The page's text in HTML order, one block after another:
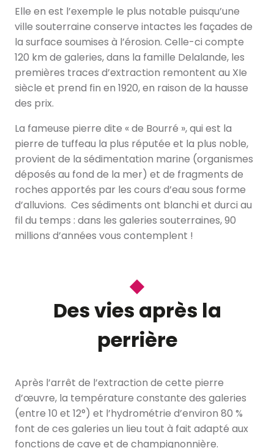
Elle en est l’exemple le plus notable puisqu’une
ville souterraine conserve intactes les façades de
la surface soumises à l’érosion. Celle-ci compte
120 km de galeries, dans la famille Delalande, les
premières traces d’extraction remontent au XIe
siècle et prend fin en 1920, en raison de la hausse
des prix.
La fameuse pierre dite « de Bourré », qui est la
pierre de tuffeau la plus réputée et la plus noble,
provient de la sédimentation marine (organismes
déposés au fond de la mer) et de fragments de
roches apportés par les cours d’eau sous forme
d’alluvions. Ces sédiments ont blanchi et durci au
fil du temps : dans les galeries souterraines, 90
millions d’années vous contemplent !
Des vies après la
perrière
Après l’arrêt de l’extraction de cette pierre
d’œuvre, la température constante des galeries
(entre 10 et 12°) et l’hydrométrie d’environ 80 %
font de ces galeries un lieu tout à fait adapté aux
fonctions de cave et de champignonnière.